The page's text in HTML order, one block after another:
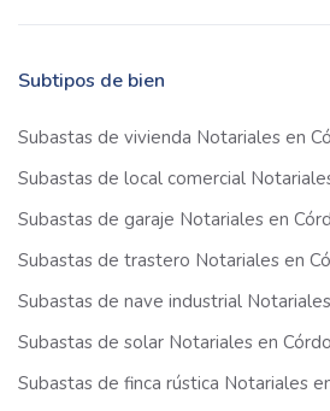
Subtipos de bien
Subastas de vivienda Notariales en
Subastas de local comercial
Subastas de garaje Notariales en
Subastas de trastero Notariales en
Subastas de nave industrial
Subastas de solar Notariales en
Subastas de finca rústica Notariales